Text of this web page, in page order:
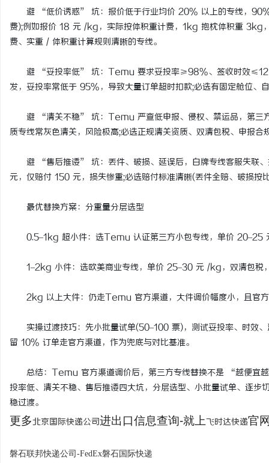
避 “低价诱惑” 坑：报价低于行业均价 20% 以上的专线，90%
费);例如报价 18 元 /kg，实际按体积重计费，1kg 抱枕体积重 3kg
费、实重 / 体积重计算规则清晰的专线。
避 “妥投率低” 坑：Temu 要求妥投率≥98%、签收时效≤12 天
发，妥投率常低于 95%，导致大量订单超时扣款;必选有固定舱位
避 “清关不稳” 坑：Temu 严查低申报、侵权、禁运品，第三方
质专线常灰色清关，风险极高;必选正规清关资质、双清包税、申报合
避 “售后推诿” 坑：丢件、破损、延误后，白牌专线客服失联、
元，仅赔付 150 元，损失惨重;必选赔付标准清晰(丢件全赔、破损按
最优替换方案：分重量分层选型
0.5–1kg 超小件：选Temu 认证第三方小包专线，单价 20–25
1–2kg 小件：选欧美商业专线，单价 25–30 元 /kg，双清包税
2kg 以上大件：仍走Temu 官方渠道，大件调价幅度小，且官方
实操过渡技巧：先小批量试单(50–100 票)，测试妥投率、时效、
留 10% 订单走官方渠道，作为兜底与对比基准。
总结：Temu 官方渠道调价后，第三方专线替换不是 “越便宜越
投率低、清关不稳、售后推诿四大坑，分层选型、小批量试单、逐
稳过渡。
更多北京国际快递公司进出口信息查询-就上飞时达快递官
磐石联邦快递公司-FedEx磐石国际快递